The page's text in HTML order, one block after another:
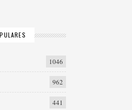
1046
962
441